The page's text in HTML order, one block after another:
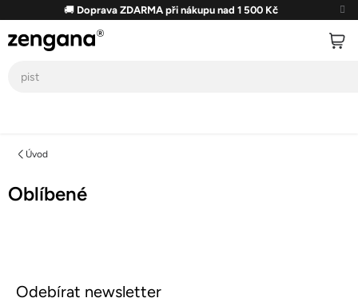
obsah
🚚 Doprava ZDARMA při nákupu nad 1 500 Kč
Úvod
Oblíbené
Odebírat newsletter